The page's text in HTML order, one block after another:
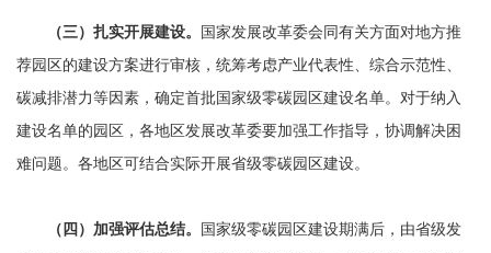
（三）扎实开展建设。
国家发展改革委会同有关方面对地方推
荐园区的建设方案进行审核，统筹考虑产业代表性、综合示范性、
碳减排潜力等因素，确定首批国家级零碳园区建设名单。对于纳入
建设名单的园区，各地区发展改革委要加强工作指导，协调解决困
难问题。各地区可结合实际开展省级零碳园区建设。
（四）加强评估总结。
国家级零碳园区建设期满后，由省级发